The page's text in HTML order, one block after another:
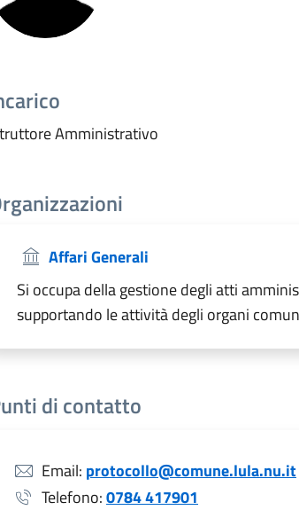
Amministrativo
Affari Generali
Si occupa della gestione degli atti
supportando le attività degli organi
di contatto
Email: protocollo@comune.lula.nu.it
Telefono:0784 417901